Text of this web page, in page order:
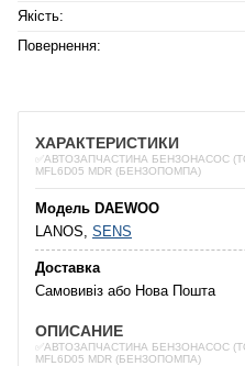
Якість:
Повернення:
ХАРАКТЕРИСТИКИ
✅АВТОЗАПЧАСТИНА БЕНЗОНАСОС
MFL6D05 MDR (БЕНЗОПОМПА)
Модель DAEWOO
LANOS, SENS
Доставка
Самовивіз або Нова Пошта
ОПИСАНИЕ
✅АВТОЗАПЧАСТИНА БЕНЗОНАСОС
MFL6D05 MDR (БЕНЗОПОМПА)